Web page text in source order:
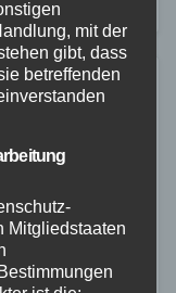
mit der
gibt, dass
betreffenden
Mitgliedstaaten